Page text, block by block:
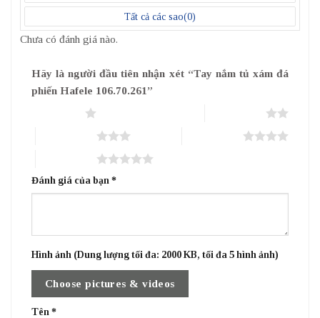
Tất cả các sao(0)
Chưa có đánh giá nào.
Hãy là người đầu tiên nhận xét “Tay nắm tủ xám đá
phiến Hafele 106.70.261”
Đánh giá của bạn *
Hình ảnh (Dung lượng tối đa: 2000 KB, tối đa 5 hình ảnh)
Choose pictures & videos
Tên *